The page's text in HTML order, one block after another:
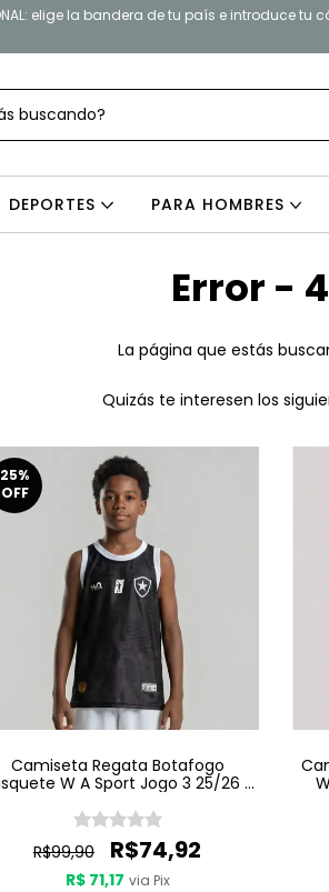
elige la bandera de tu país e introduce
DEPORTES PARA HOMBRES
Error -
La página que estás
Quizás te interesen los
25%
OFF
Camiseta Regata Botafogo
W A Sport Jogo 3 25/26 -
R$99,90 R$74,92
R$ 71,17 via Pix